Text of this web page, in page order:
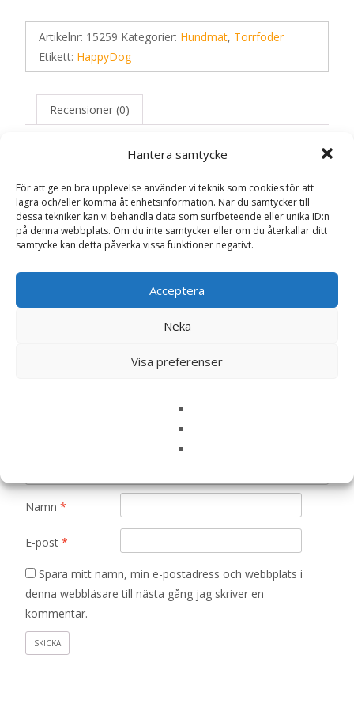
Hantera samtycke
För att ge en bra upplevelse använder vi teknik som cookies för att
lagra och/eller komma åt enhetsinformation. När du samtycker till
dessa tekniker kan vi behandla data som surfbeteende eller unika ID:n
på denna webbplats. Om du inte samtycker eller om du återkallar ditt
samtycke kan detta påverka vissa funktioner negativt.
Acceptera
Neka
Visa preferenser
Artikelnr: 15259 Kategorier: Hundmat, Torrfoder
Etikett: HappyDog
Recensioner (0)
Det finns inga recensioner än.
Bli först med att recensera ”NaturCroq
Lamm & Ris Hundfoder – 4 kg –
Din e-postadress kommer inte publiceras. Obligatoriska fält
Namn *
E-post *
Spara mitt namn, min e-postadress och webbplats i
denna webbläsare till nästa gång jag skriver en
kommentar.